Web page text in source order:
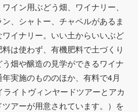
イン用ぶどう畑、ワイナリー、
、シャトー、チャペルがあるま
イナリー。いい土からいいぶど
は使わず、有機肥料で土づくり
畑や醸造の見学ができるワイナ
実施のもののほか、有料で4月
ライトヴィンヤードツアーとアカ
アーが用意されています。）を